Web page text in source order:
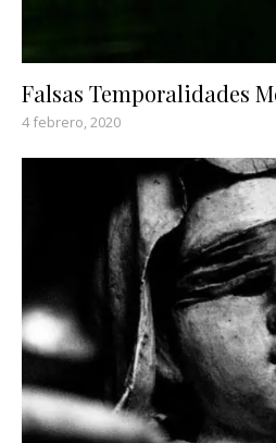
Falsas Temporalidades
4 febrero, 2020